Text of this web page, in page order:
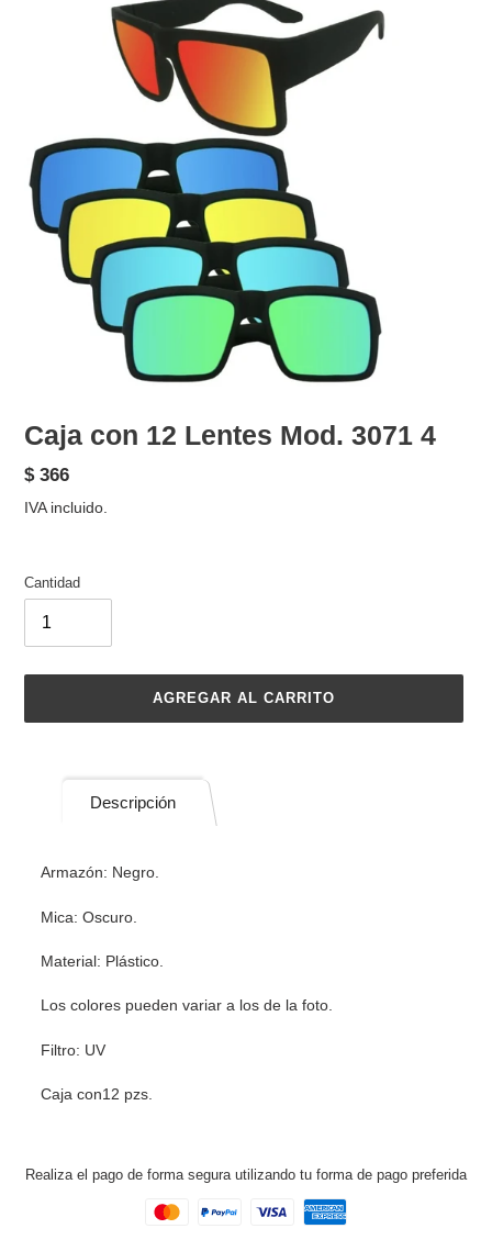
Caja con 12 Lentes Mod. 3071 4
Precio
habitual
$ 366
IVA incluido.
Cantidad
AGREGAR AL CARRITO
carrito
compra
Descripción
Armazón: Negro.
Mica: Oscuro.
Material: Plástico.
Los colores pueden variar a los de la foto.
Filtro: UV
Caja con12 pzs.
Realiza el pago de forma segura utilizando tu forma de pago preferida